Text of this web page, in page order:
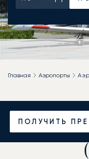
ПОЛУЧИТЬ
Главная Аэропорты